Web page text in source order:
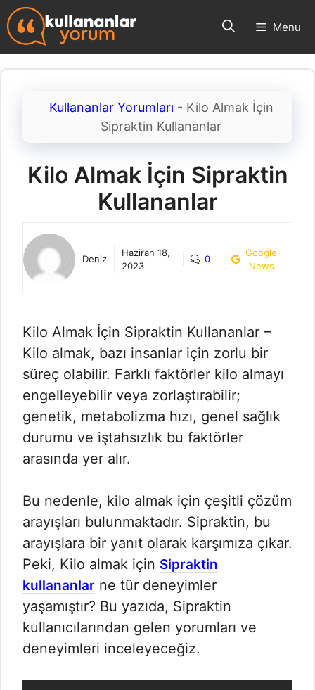
İçeriğe
atla
Menu
Kullananlar Yorumları - Kilo Almak İçin
Sipraktin Kullananlar
Kilo Almak İçin Sipraktin
Kullananlar
Deniz
Haziran 18,
2023
0
Google
News
Kilo Almak İçin Sipraktin Kullananlar –
Kilo almak, bazı insanlar için zorlu bir
süreç olabilir. Farklı faktörler kilo almayı
engelleyebilir veya zorlaştırabilir;
genetik, metabolizma hızı, genel sağlık
durumu ve iştahsızlık bu faktörler
arasında yer alır.
Bu nedenle, kilo almak için çeşitli çözüm
arayışları bulunmaktadır. Sipraktin, bu
arayışlara bir yanıt olarak karşımıza çıkar.
Peki, Kilo almak için Sipraktin
kullananlar ne tür deneyimler
yaşamıştır? Bu yazıda, Sipraktin
kullanıcılarından gelen yorumları ve
deneyimleri inceleyeceğiz.